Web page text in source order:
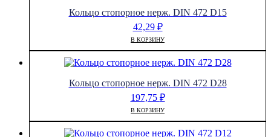
Кольцо стопорное нерж. DIN 472 D15
42,29 ₽
В КОРЗИНУ
Кольцо стопорное нерж. DIN 472 D28
197,75 ₽
В КОРЗИНУ